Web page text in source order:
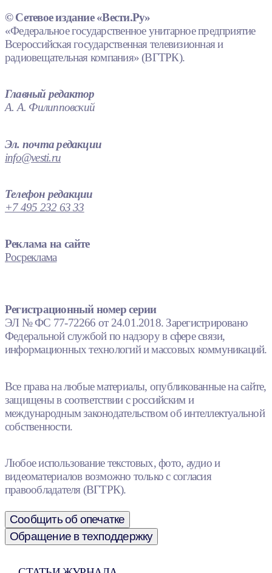
© Сетевое издание «Вести.Ру»
«Федеральное государственное унитарное предприятие
Всероссийская государственная телевизионная и
радиовещательная компания» (ВГТРК).
Главный редактор
А. А. Филипповский
Эл. почта редакции
info@vesti.ru
Телефон редакции
+7 495 232 63 33
Реклама на сайте
Росреклама
Регистрационный номер серии
ЭЛ № ФС 77-72266 от 24.01.2018. Зарегистрировано
Федеральной службой по надзору в сфере связи,
информационных технологий и массовых коммуникаций.
Все права на любые материалы, опубликованные на сайте,
защищены в соответствии с российским и
международным законодательством об интеллектуальной
собственности.
Любое использование текстовых, фото, аудио и
видеоматериалов возможно только с согласия
правообладателя (ВГТРК).
Сообщить об опечатке
Обращение в техподдержку